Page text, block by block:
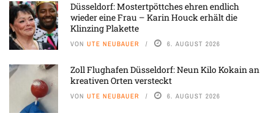
Düsseldorf: Mostertpöttches ehren endlich
wieder eine Frau – Karin Houck erhält die
Klinzing Plakette
VON UTE NEUBAUER 6. AUGUST 2026
Zoll Flughafen Düsseldorf: Neun Kilo Kokain an
kreativen Orten versteckt
VON UTE NEUBAUER 6. AUGUST 2026